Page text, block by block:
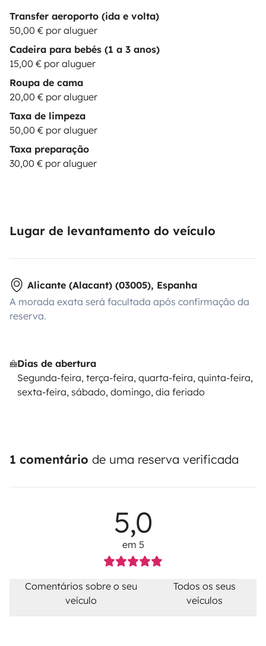
Transfer aeroporto (ida e volta)
50,00 € por aluguer
Cadeira para bebés (1 a 3 anos)
15,00 € por aluguer
Roupa de cama
20,00 € por aluguer
Taxa de limpeza
50,00 € por aluguer
Taxa preparação
30,00 € por aluguer
Lugar de levantamento do veículo
Alicante (Alacant) (03005), Espanha
A morada exata será facultada após confirmação da
reserva.
Dias de abertura
Segunda-feira, terça-feira, quarta-feira, quinta-feira,
sexta-feira, sábado, domingo, dia feriado
1 comentário de uma reserva verificada
5,0
em 5
Comentários sobre o seu
veículo
Todos os seus
veículos